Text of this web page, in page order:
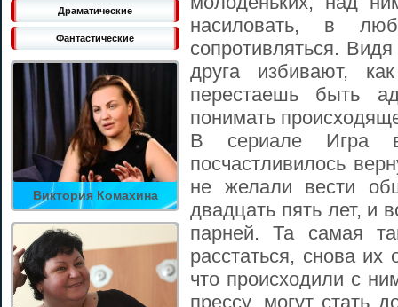
Драматические
Фантастические
Виктория Комахина
насиловать, в
сопротивляться.
друга избивают,
перестаешь быть
понимать
В сериале Игра
посчастливилось
не желали вести
двадцать пять лет, и
парней. Та самая
расстаться, снова
что происходили с
прессу, могут стать